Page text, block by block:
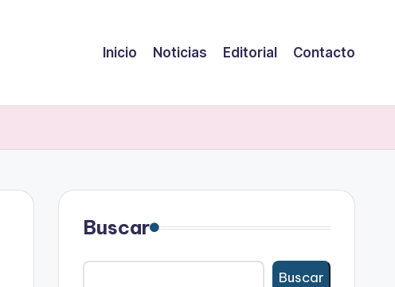
Inicio Noticias Editorial Contacto
Buscar
Buscar